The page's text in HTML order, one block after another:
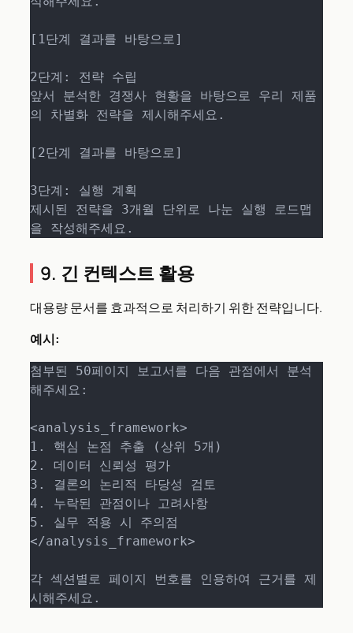
[1단계 결과를 바탕으로]
2단계: 전략 수립
앞서 분석한 경쟁사 현황을 바탕으로 우리 제품
의 차별화 전략을 제시해주세요.
[2단계 결과를 바탕으로]
3단계: 실행 계획
제시된 전략을 3개월 단위로 나눈 실행 로드맵
을 작성해주세요.
9. 긴 컨텍스트 활용
대용량 문서를 효과적으로 처리하기 위한 전략입니다.
예시:
첨부된 50페이지 보고서를 다음 관점에서 분석
해주세요:
<analysis_framework>
1. 핵심 논점 추출 (상위 5개)
2. 데이터 신뢰성 평가
3. 결론의 논리적 타당성 검토
4. 누락된 관점이나 고려사항
5. 실무 적용 시 주의점
</analysis_framework>
각 섹션별로 페이지 번호를 인용하여 근거를 제
시해주세요.